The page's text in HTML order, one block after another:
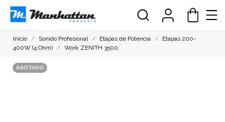
Inicio Sonido Profesional Etapas de Potencia
Etapas 200-
400W (4 Ohm)
Work ZENITH 3500
AGOTADO